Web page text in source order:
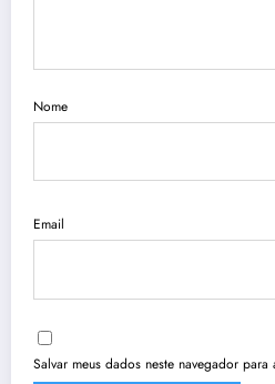
Nome
Email
Salvar meus dados neste navegador